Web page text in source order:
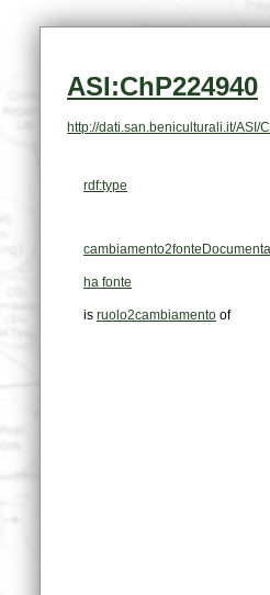
ASI:ChP224940
http://dati.san.beniculturali.it/ASI/
rdf:type
ha fonte
is ruolo2cambiamento of